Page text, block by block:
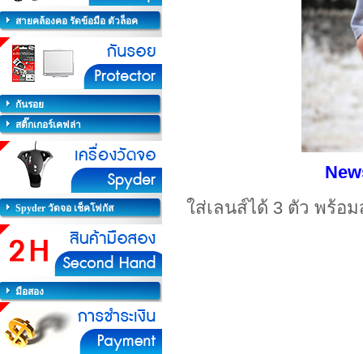
สายคล้องคอ รัดข้อมือ ตัวล็อค
กันรอย
สติ๊กเกอร์เคฟล่า
Spyder วัดจอ เช็คโฟกัส
มือสอง
ใส่เลนส์ได้ 3 ตัว พร้อ